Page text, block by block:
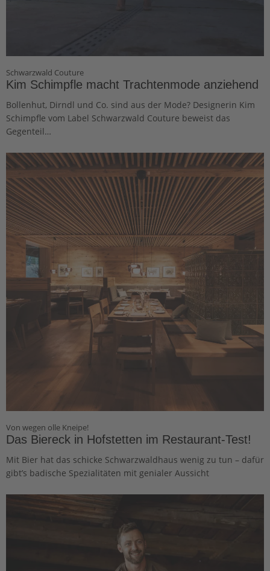
Schwarzwald Couture
Kim Schimpfle macht Trachtenmode anziehend
Bollenhut, Dirndl und Co. sind aus der Mode? Designerin Kim
Schimpfle vom Label Schwarzwald Couture beweist das
Gegenteil…
Von wegen olle Kneipe!
Das Biereck in Hofstetten im Restaurant-Test!
Mit Bier hat das schicke Schwarzwaldhaus wenig zu tun – dafür
gibtʼs badische Spezialitäten mit genialer Aussicht